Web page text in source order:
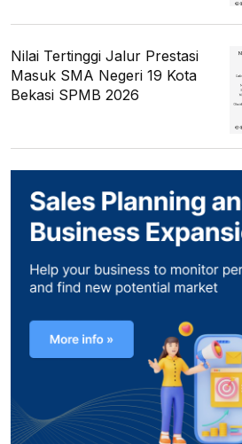
Nilai Tertinggi Jalur Prestasi
Masuk SMA Negeri 19 Kota
Bekasi SPMB 2026